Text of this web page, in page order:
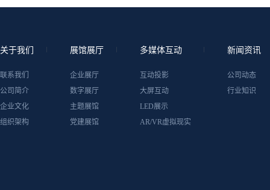
关于我们
联系我们
公司简介
企业文化
组织架构
展馆展厅
企业展厅
数字展厅
主题展馆
党建展馆
多媒体互动
互动投影
大屏互动
LED展示
AR/VR虚拟现实
新闻资讯
公司动态
行业知识